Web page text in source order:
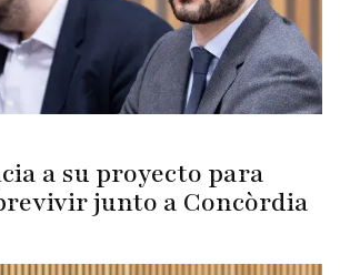
a su proyecto para
junto a Concòrdia